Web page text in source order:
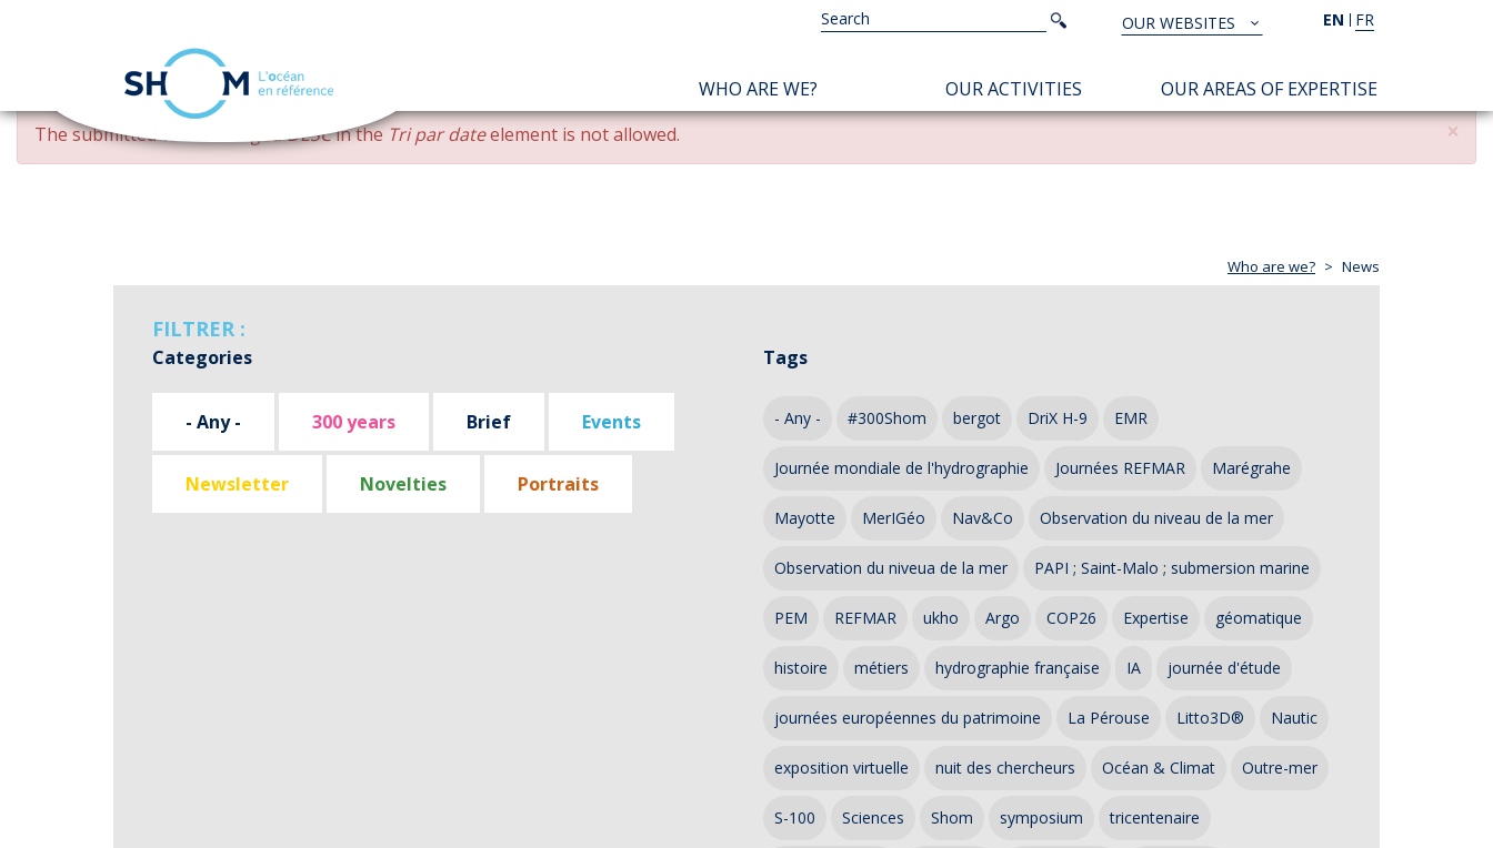
Skip
main
EN FR
TOUS
NOS
SITES
OUR WEBSITES
Search
Search
NAVIGATION
PRINCIPALE
WHO ARE WE? OUR ACTIVITIES OUR AREAS OF EXPERTISE
×
ERROR
MESSAGE
The submitted value changed DESCin theTri par dateelement is not allowed.
Who are we? News
FILTRER :
Categories
- Any - 300 years Brief Events
Newsletter Novelties Portraits
Tags
- Any - #300Shom bergot DriX H-9 EMR
Journée mondiale de l'hydrographie Journées REFMAR Marégrahe
Mayotte MerIGéo Nav&Co Observation du niveau de la mer
Observation du niveua de la mer PAPI ; Saint-Malo ; submersion marine
PEM REFMAR ukho Argo COP26 Expertise géomatique
histoire métiers hydrographie française IA journée d'étude
journées européennes du patrimoine La Pérouse Litto3D® Nautic
exposition virtuelle nuit des chercheurs Océan & Climat Outre-mer
S-100 Sciences Shom symposium tricentenaire